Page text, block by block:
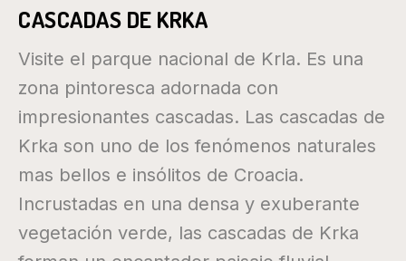
CASCADAS DE KRKA
Visite el parque nacional de Krla. Es una
zona pintoresca adornada con
impresionantes cascadas. Las cascadas de
Krka son uno de los fenómenos naturales
mas bellos e insólitos de Croacia.
Incrustadas en una densa y exuberante
vegetación verde, las cascadas de Krka